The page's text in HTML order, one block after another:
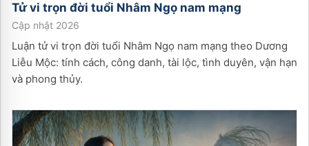
Tử vi trọn đời tuổi Nhâm Ngọ nam mạng
Cập nhật 2026
Luận tử vi trọn đời tuổi Nhâm Ngọ nam mạng theo Dương
Liễu Mộc: tính cách, công danh, tài lộc, tình duyên, vận hạn
và phong thủy.